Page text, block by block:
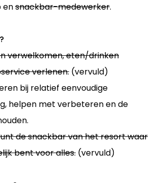
ensnackbar-medewerker.
verwelkomen, eten/drinken
verlenen. (vervuld)
bij relatief eenvoudige
helpen met verbeteren en de
de snackbar van het resort waar
bent voor alles. (vervuld)